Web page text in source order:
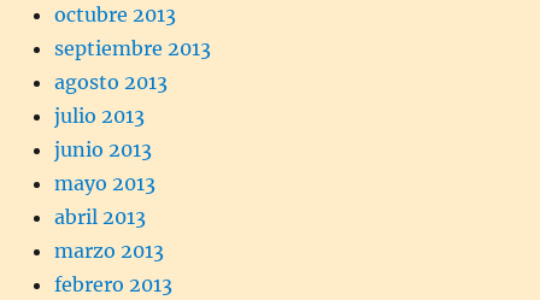
octubre 2013
septiembre 2013
agosto 2013
julio 2013
junio 2013
mayo 2013
abril 2013
marzo 2013
febrero 2013